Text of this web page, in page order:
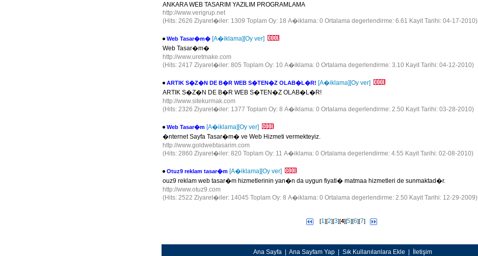
ANKARA WEB TASARIM YAZILIM PROGRAMLAMA
http://www.verigrup.net
(Hits: 2626 Ziyaret�iler: 1309 Toplam Oy: 18 A�iklama: 0 Ortalama degerlendirme: 6.61 Kayit Tarihi: 04-17-2010)
Web Tasar�m� [A�iklama][Oy ver]
Web Tasar�m�
http://www.uretmake.com
(Hits: 2417 Ziyaret�iler: 805 Toplam Oy: 10 A�iklama: 0 Ortalama degerlendirme: 3.10 Kayit Tarihi: 04-12-2010)
ARTIK S�Z�N DE B�R WEB S�TEN�Z OLAB�L�R! [A�iklama][Oy ver]
ARTIK S�Z�N DE B�R WEB S�TEN�Z OLAB�L�R!
http://www.sitekurmak.com
(Hits: 2326 Ziyaret�iler: 1377 Toplam Oy: 8 A�iklama: 0 Ortalama degerlendirme: 2.50 Kayit Tarihi: 03-28-2010)
Web Tasar�m [A�iklama][Oy ver]
�nternet Sayfa Tasar�m� ve Web Hizmeti vermekteyiz.
http://www.goldwebtasarim.com
(Hits: 2860 Ziyaret�iler: 820 Toplam Oy: 11 A�iklama: 0 Ortalama degerlendirme: 4.55 Kayit Tarihi: 02-08-2010)
Otuz9 reklam tasar�m [A�iklama][Oy ver]
ouz9 reklam web tasar�m hizmetlerinin yan�n da uygun fiyatl� matmaa hizmetleri de sunmaktad�r.
http://www.otuz9.com
(Hits: 2522 Ziyaret�iler: 14045 Toplam Oy: 8 A�iklama: 0 Ortalama degerlendirme: 2.50 Kayit Tarihi: 12-29-2009)
[1][2][3][4][5][6][7]
Ana Sayfa Ana Sayfam Yap Sık Kullanılanlara Ekle İletişim